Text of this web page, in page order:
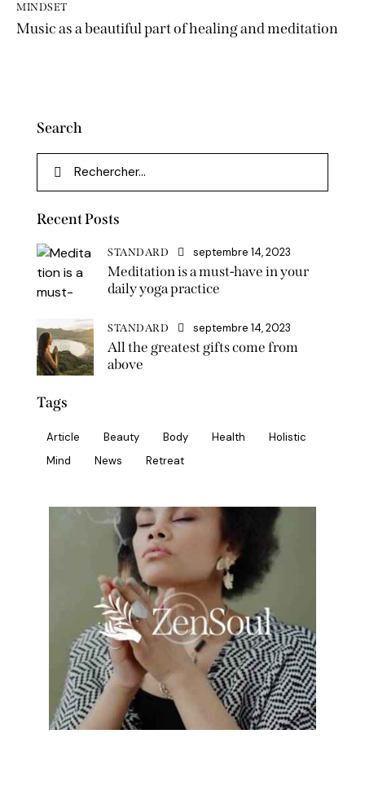
MINDSET
Music as a beautiful part of healing and meditation
Search
Recent Posts
STANDARD septembre 14, 2023
Meditation is a must-have in your
daily yoga practice
STANDARD septembre 14, 2023
All the greatest gifts come from
above
Tags
Article Beauty Body Health
Holistic
Mind
News Retreat